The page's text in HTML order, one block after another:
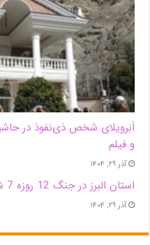
اَبَر‌ویلای شخص ذی‌نفوذ در
و فیلم
آذر ۲۹, ۱۴۰۴
استان البرز در جنگ 12 روزه 7 شهید دانشجو تقدیم انقلاب کرد
آذر ۲۹, ۱۴۰۴